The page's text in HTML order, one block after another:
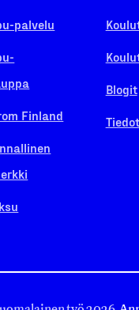
palvelu
Finland
Blogit